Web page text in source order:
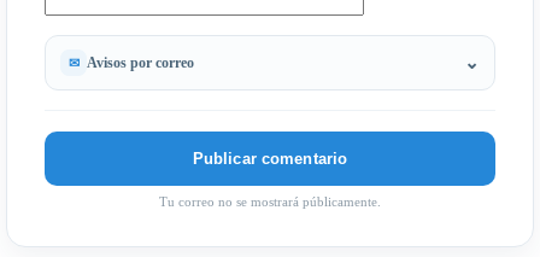
Avisos por correo
Tu correo no se mostrará públicamente.